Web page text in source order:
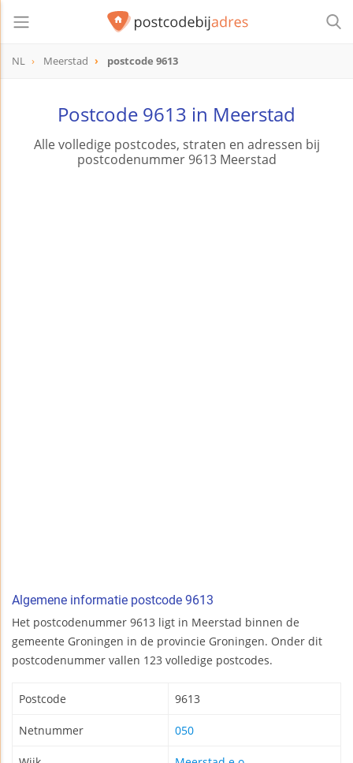
NL Meerstad postcode 9613
Postcode 9613 in Meerstad
Alle volledige postcodes, straten en adressen bij
postcodenummer 9613 Meerstad
Algemene informatie postcode 9613
Het postcodenummer 9613 ligt in Meerstad binnen de
gemeente Groningen in de provincie Groningen. Onder dit
postcodenummer vallen 123 volledige postcodes.
Postcode 9613
Netnummer 050